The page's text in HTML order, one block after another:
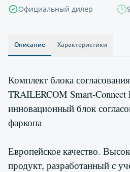
Официальный дилер
Описание Характеристики
Комплект блока
TRAILERCOM Smart-Connect
инновационный блок
фаркопа
Европейское качество.
продукт, разработанный с